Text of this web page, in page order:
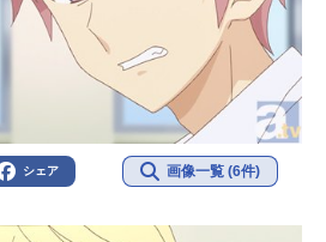
シェア 画像一覧 (6件)